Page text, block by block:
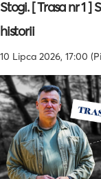
Stogi. [ Trasa nr 1
historii
10 Lipca 2026, 17:00